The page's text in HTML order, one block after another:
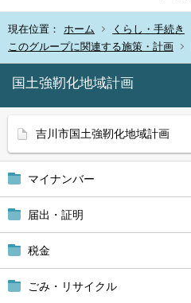
現在位置： ホーム
くらし・手続き
このグループに関連する施策・計画
マイナンバー
届出・証明
税金
ごみ・リサイクル
国土強靭化地域計画
吉川市国土強靭化地域計画